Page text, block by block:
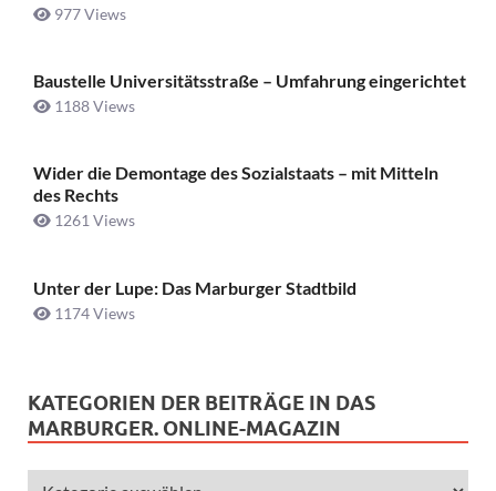
977 Views
Baustelle Universitätsstraße ­– Umfahrung eingerichtet
1188 Views
Wider die Demontage des Sozialstaats – mit Mitteln
des Rechts
1261 Views
Unter der Lupe: Das Marburger Stadtbild
1174 Views
KATEGORIEN DER BEITRÄGE IN DAS
MARBURGER. ONLINE-MAGAZIN